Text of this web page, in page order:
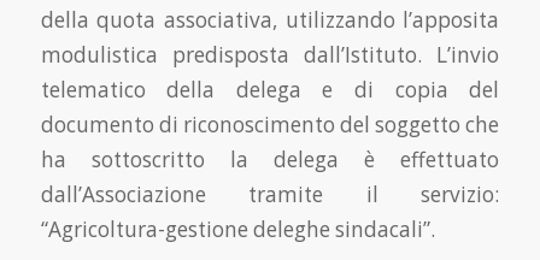
della quota associativa, utilizzando l’apposita
modulistica predisposta dall’Istituto. L’invio
telematico della delega e di copia del
documento di riconoscimento del soggetto che
ha sottoscritto la delega è effettuato
dall’Associazione tramite il servizio:
“Agricoltura-gestione deleghe sindacali”.